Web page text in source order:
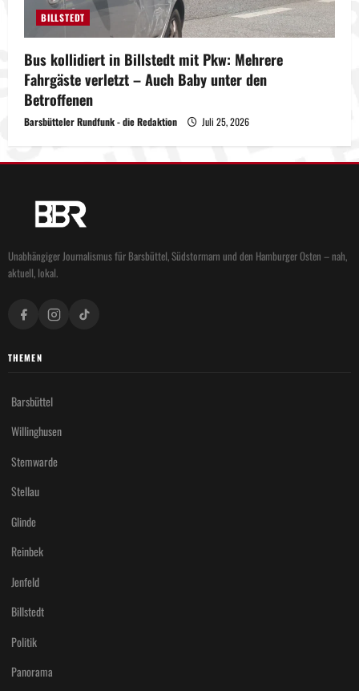
BILLSTEDT
Bus kollidiert in Billstedt mit Pkw: Mehrere
Fahrgäste verletzt – Auch Baby unter den
Betroffenen
Barsbütteler Rundfunk - die Redaktion Juli 25, 2026
Unabhängiger Journalismus für Barsbüttel, Südstormarn und den Hamburger Osten – nah,
aktuell, lokal.
THEMEN
Barsbüttel
Willinghusen
Stemwarde
Stellau
Glinde
Reinbek
Jenfeld
Billstedt
Politik
Panorama